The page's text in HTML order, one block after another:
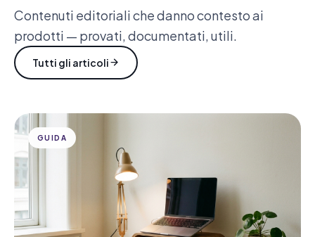
Contenuti editoriali che danno contesto ai
prodotti — provati, documentati, utili.
Tutti gli articoli
GUIDA